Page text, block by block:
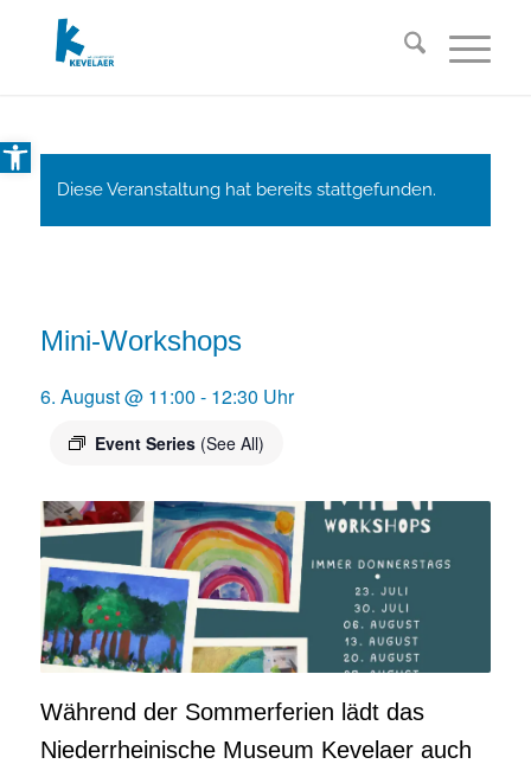
Open toolbar
Diese Veranstaltung hat bereits stattgefunden.
Mini-Workshops
6. August @ 11:00 - 12:30
Event Series (See All)
Während der Sommerferien lädt das
Niederrheinische Museum Kevelaer auch